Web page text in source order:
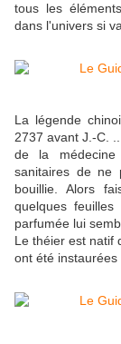
tous les
dans l'univers si
La légende
2737 avant J.-C.
de la médecine
sanitaires de ne
bouillie. Alors
quelques
parfumée lui
Le théier est natif
ont été instaurées